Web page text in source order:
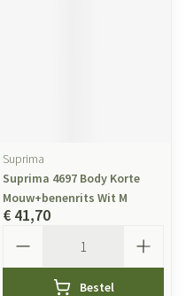
Suprima
Suprima 4697 Body Korte
Mouw+benenrits Wit M
€ 41,70
Bestel